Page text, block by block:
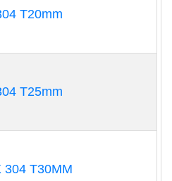
T20mm
T25mm
304 T30MM